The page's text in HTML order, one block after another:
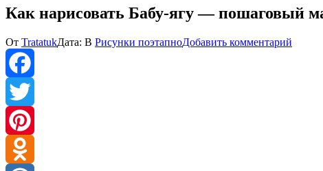
Как нарисовать Бабу-ягу — пошаговый
От TratatukДата: В Рисунки поэтапноДобавить комментарий
Facebook
Twitter
Pinterest